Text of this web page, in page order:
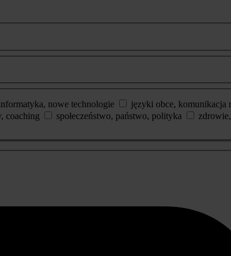
nowe technologie
języki obce, komunikacja
coaching społeczeństwo, państwo, polityka